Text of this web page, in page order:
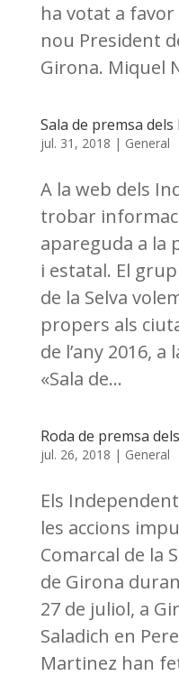
ha votat a
nou President
Girona. Miquel
Sala de premsa
jul. 31, 2018 | General
A la web dels
trobar
apareguda a la
i estatal. El
de la Selva
propers als
de l’any 2016,
«Sala de...
Roda de premsa
jul. 26, 2018 | General
Els
les accions
Comarcal de la
de Girona
27 de juliol, a
Saladich en
Martinez han